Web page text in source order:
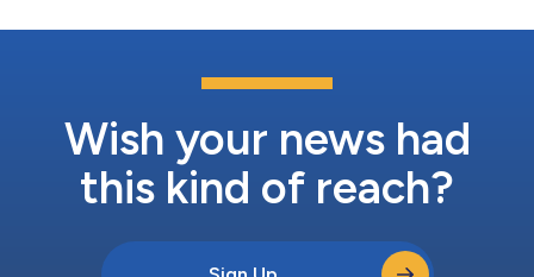
Wish your news had
this kind of reach?